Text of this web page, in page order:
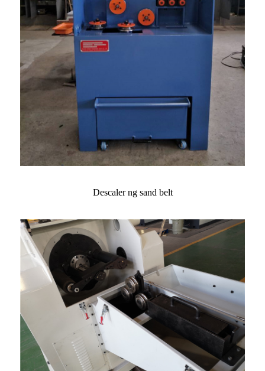
Descaler ng sand belt